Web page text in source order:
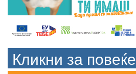
Кликни за повеќе